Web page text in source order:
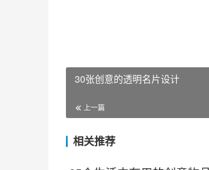
30张创意的透明名片设计
上一篇
相关推荐